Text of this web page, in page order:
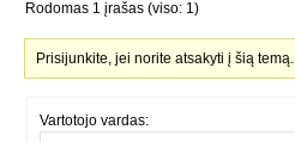
Rodomas 1 įrašas (viso: 1)
Prisijunkite, jei norite atsakyti į šią temą.
Vartotojo vardas: